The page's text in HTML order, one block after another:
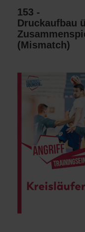
153 -
Druckaufbau
(Mismatch)